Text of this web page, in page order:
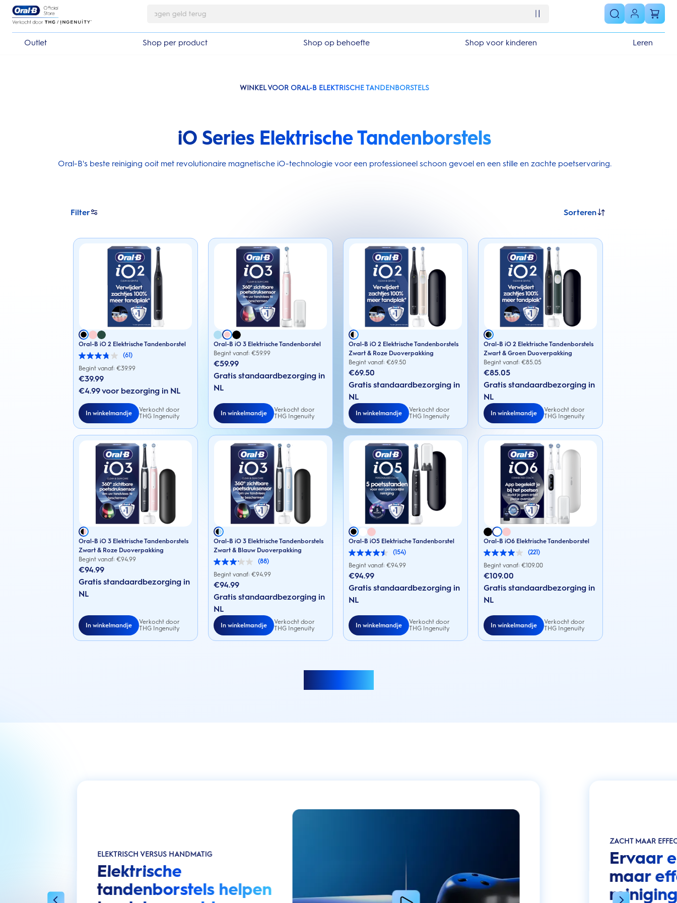
Outlet Shop per product Shop op behoefte Shop voor kinderen Leren
WINKEL VOOR ORAL-B ELEKTRISCHE TANDENBORSTELS
iO Series Elektrische Tandenborstels
Oral-B's beste reiniging ooit met revolutionaire magnetische iO-technologie voor een professioneel schoon gevoel en een stille en zachte poetservaring.
Filter Sorteren
Oral-B iO 2 Elektrische Tandenborstel
(61)
3.8
van
5
sterren.
beoordelingen
Begint vanaf: €39.99
€39.99
€4.99 voor bezorging in NL
In winkelmandje
Verkocht door
THG Ingenuity
Oral-B iO 3 Elektrische Tandenborstel
Begint vanaf: €59.99
€59.99
Gratis standaardbezorging in
NL
In winkelmandje
Verkocht door
THG Ingenuity
Oral-B iO 2 Elektrische Tandenborstels
Zwart & Roze Duoverpakking
Begint vanaf: €69.50
€69.50
Gratis standaardbezorging in
NL
In winkelmandje
Verkocht door
THG Ingenuity
Oral-B iO 2 Elektrische Tandenborstels
Zwart & Groen Duoverpakking
Begint vanaf: €85.05
€85.05
Gratis standaardbezorging in
NL
In winkelmandje
Verkocht door
THG Ingenuity
Oral-B iO 3 Elektrische Tandenborstels
Zwart & Roze Duoverpakking
Begint vanaf: €94.99
€94.99
Gratis standaardbezorging in
NL
In winkelmandje
Verkocht door
THG Ingenuity
Oral-B iO 3 Elektrische Tandenborstels
Zwart & Blauw Duoverpakking
(88)
3.1
van
5
sterren.
beoordelingen
Begint vanaf: €94.99
€94.99
Gratis standaardbezorging in
NL
In winkelmandje
Verkocht door
THG Ingenuity
Oral-B iO5 Elektrische Tandenborstel
(154)
4.5
van
5
sterren.
beoordelingen
Begint vanaf: €94.99
€94.99
Gratis standaardbezorging in
NL
In winkelmandje
Verkocht door
THG Ingenuity
Oral-B iO6 Elektrische Tandenborstel
(221)
4.0
van
5
sterren.
beoordelingen
Begint vanaf: €109.00
€109.00
Gratis standaardbezorging in
NL
In winkelmandje
Verkocht door
THG Ingenuity
ELEKTRISCH VERSUS HANDMATIG
Elektrische
tandenborstels helpen
ZACHT MAAR
Ervaar
maar